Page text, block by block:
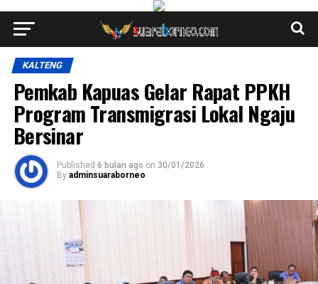
KALTENG
Pemkab Kapuas Gelar Rapat PPKH
Program Transmigrasi Lokal Ngaju
Bersinar
Published 6 bulan ago on 30/01/2026
By adminsuaraborneo